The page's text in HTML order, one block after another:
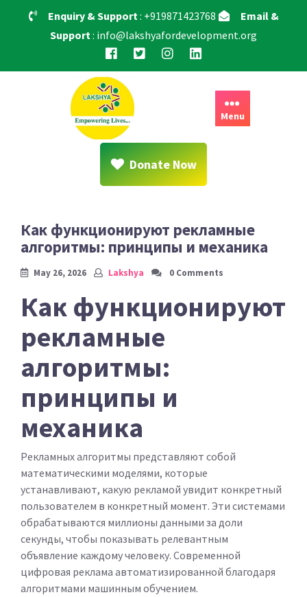
Enquiry & Support: +919871423768
Email &
Support: info@lakshyafordevelopment.org
Menu
Donate Now
Как функционируют рекламные
алгоритмы: принципы и механика
May 26, 2026 Lakshya 0 Comments
Как функционируют
рекламные
алгоритмы:
принципы и
механика
Рекламных алгоритмы представляют собой
математическими моделями, которые
устанавливают, какую рекламой увидит конкретный
пользователем в конкретный момент. Эти системами
обрабатываются миллионы данными за доли
секунды, чтобы показывать релевантным
объявление каждому человеку. Современной
цифровая реклама автоматизированной благодаря
алгоритмами машинным обучением.